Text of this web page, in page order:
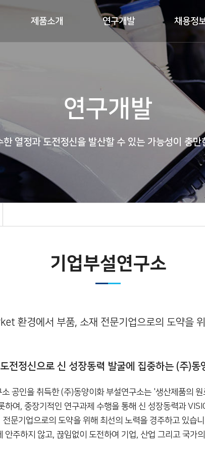
제품소개 연구개발 채용정
연구개발
한 열정과 도전정신을 발산할 수 있는 가능성이 충만
기업부설연구소
환경에서 부품, 소재 전문기업으로의 도약을
전정신으로 신 성장동력 발굴에 집중하는 (주)동
공인을 취득한 (주)동양이화 부설연구소는 '생산제품의
하여, 중장기적인 연구과제 수행을 통해 신 성장동력과
전문기업으로의 도약을 위해 최선의 노력을 경주하고 있습
안주하지 않고, 끊임없이 도전하여 기업, 산업 그리고 국가